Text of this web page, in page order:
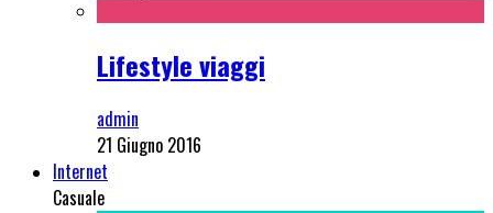
Lifestyle viaggi
admin
21 Giugno 2016
Internet
Casuale